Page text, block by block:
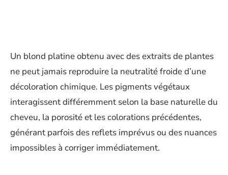
Un blond platine obtenu avec des extraits de plantes
ne peut jamais reproduire la neutralité froide d’une
décoloration chimique. Les pigments végétaux
interagissent différemment selon la base naturelle du
cheveu, la porosité et les colorations précédentes,
générant parfois des reflets imprévus ou des nuances
impossibles à corriger immédiatement.